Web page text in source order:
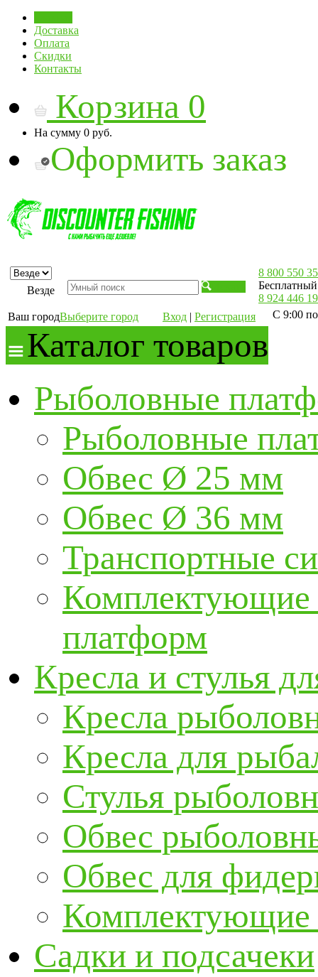
Доставка
Оплата
Скидки
Контакты
Корзина 0
На сумму 0 руб.
Оформить заказ
Везде
Ваш городВыберите город Вход | Регистрация
8 800 550
8 924 446
С 9:00
Каталог товаров
Рыболовные
Рыболовные
Обвес Ø 25 мм
Обвес Ø 36 мм
Транспортные
Комплектующие
платформ
Кресла и стулья
Кресла
Кресла для
Стулья
Обвес
Обвес для
Комплектующие
Садки и подсачеки